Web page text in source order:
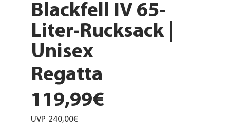
Blackfell IV 65-
Liter-Rucksack |
Unisex
Regatta
119,99€
UVP 240,00€